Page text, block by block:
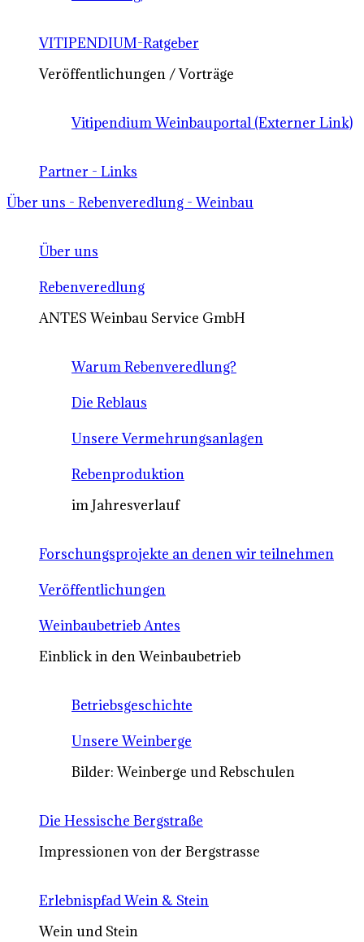
VITIPENDIUM-Ratgeber
Veröffentlichungen / Vorträge
Vitipendium Weinbauportal (Externer Link)
Partner - Links
Über uns - Rebenveredlung - Weinbau
Über uns
Rebenveredlung
ANTES Weinbau Service GmbH
Warum Rebenveredlung?
Die Reblaus
Unsere Vermehrungsanlagen
Rebenproduktion
im Jahresverlauf
Forschungsprojekte an denen wir teilnehmen
Veröffentlichungen
Weinbaubetrieb Antes
Einblick in den Weinbaubetrieb
Betriebsgeschichte
Unsere Weinberge
Bilder: Weinberge und Rebschulen
Die Hessische Bergstraße
Impressionen von der Bergstrasse
Erlebnispfad Wein & Stein
Wein und Stein